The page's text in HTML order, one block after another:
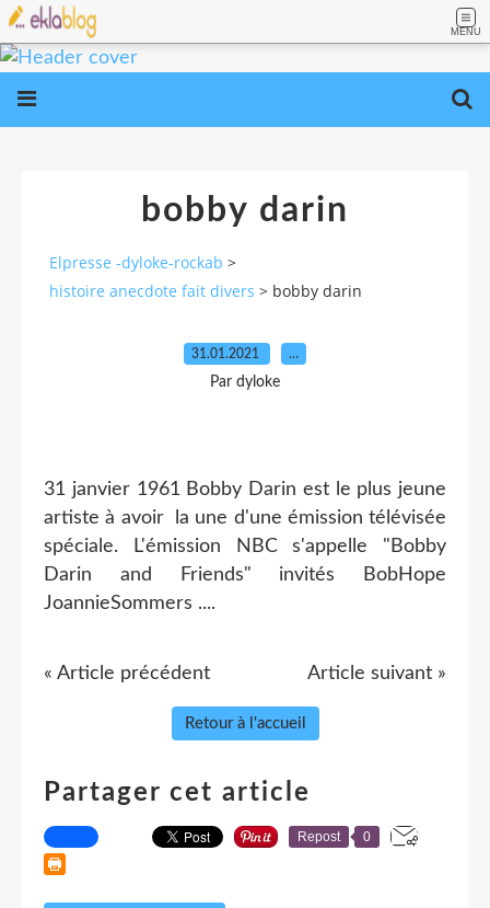
MENU
bobby darin
Elpresse -dyloke-rockab >
histoire anecdote fait divers > bobby darin
31.01.2021 …
Par dyloke
31 janvier 1961 Bobby Darin est le plus jeune
artiste à avoir la une d'une émission télévisée
spéciale. L'émission NBC s'appelle "Bobby
Darin and Friends" invités BobHope
JoannieSommers ....
« Article précédent Article suivant »
Retour à l'accueil
Partager cet article
Repost 0